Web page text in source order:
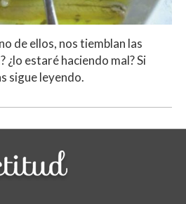
de ellos, nos tiemblan las
¿lo estaré haciendo mal? Si
sigue leyendo.